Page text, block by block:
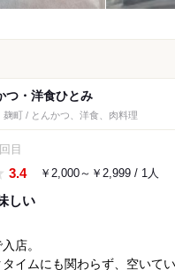
つ・洋食ひとみ
麹町 / とんかつ、洋食、肉料理
目
3.4 ￥2,000～￥2,999 / 1人
しい
店。
イムにも関わらず、空いて